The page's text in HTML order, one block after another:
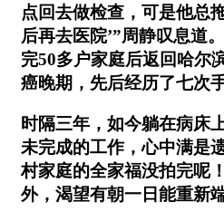
点回去做检查，可是他总
后再去医院’”周静叹息道
完50多户家庭后返回哈尔
癌晚期，先后经历了七次手
时隔三年，如今躺在病床
未完成的工作，心中满是
村家庭的全家福没拍完呢
外，渴望有朝一日能重